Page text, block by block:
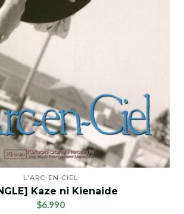
L'ARC-EN-CIEL
Kaze ni Kienaide
$6.990